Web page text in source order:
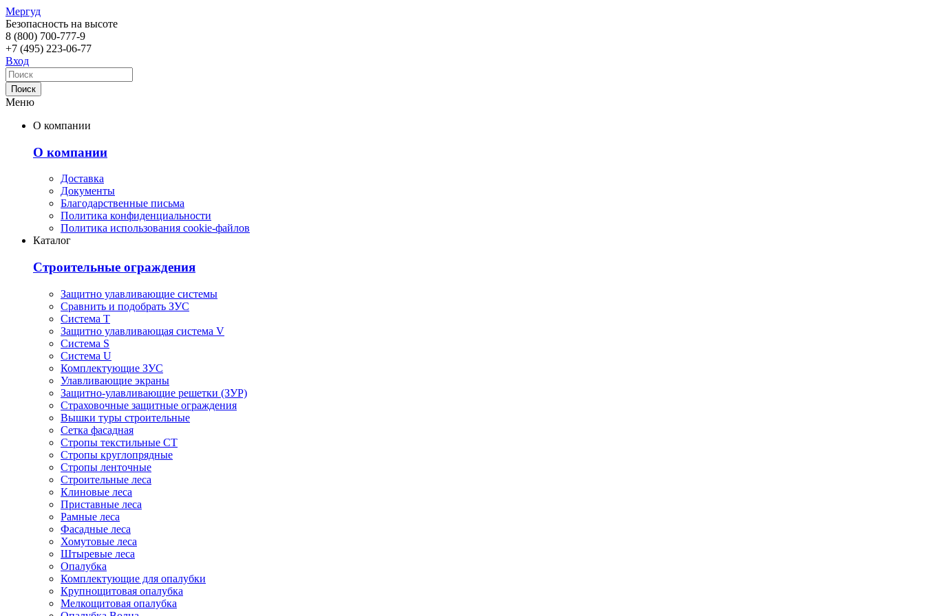
Мергуд
Безопасность на высоте
8 (800) 700-777-9
+7 (495) 223-06-77
Вход
Меню
О компании
О компании
Доставка
Документы
Благодарственные письма
Политика конфиденциальности
Политика использования cookie-файлов
Каталог
Строительные ограждения
Защитно улавливающие системы
Сравнить и подобрать ЗУС
Система Т
Защитно улавливающая система V
Система S
Система U
Комплектующие ЗУС
Улавливающие экраны
Защитно-улавливающие решетки (ЗУР)
Страховочные защитные ограждения
Вышки туры строительные
Сетка фасадная
Стропы текстильные СТ
Cтропы круглопрядные
Cтропы ленточные
Строительные леса
Клиновые леса
Приставные леса
Рамные леса
Фасадные леса
Хомутовые леса
Штыревые леса
Опалубка
Комплектующие для опалубки
Крупнощитовая опалубка
Мелкощитовая опалубка